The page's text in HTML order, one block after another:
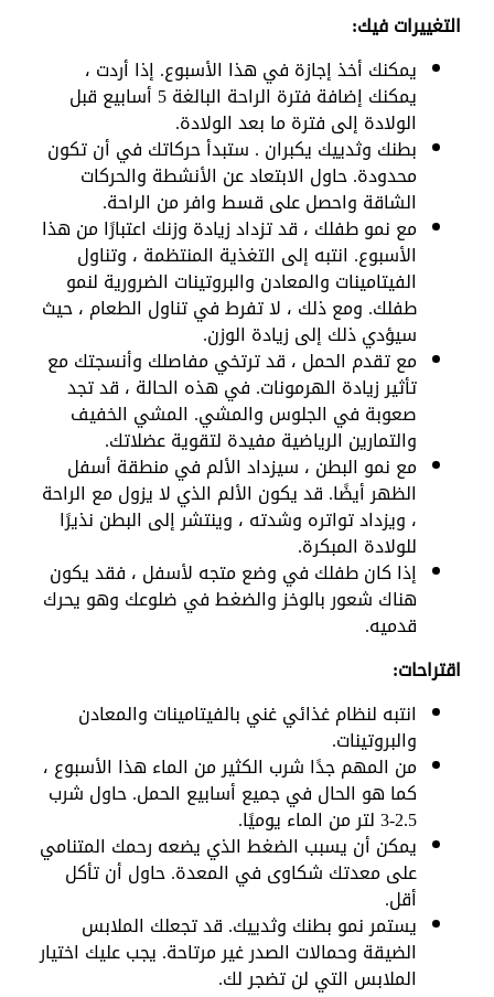
التغييرات فيك:
يمكنك أخذ إجازة في هذا الأسبوع. إذا أردت ،
يمكنك إضافة فترة الراحة البالغة 5 أسابيع قبل
الولادة إلى فترة ما بعد الولادة.
بطنك وثدييك يكبران . ستبدأ حركاتك في أن تكون
محدودة. حاول الابتعاد عن الأنشطة والحركات
الشاقة واحصل على قسط وافر من الراحة.
مع نمو طفلك ، قد تزداد زيادة وزنك اعتبارًا من هذا
الأسبوع. انتبه إلى التغذية المنتظمة ، وتناول
الفيتامينات والمعادن والبروتينات الضرورية لنمو
طفلك. ومع ذلك ، لا تفرط في تناول الطعام ، حيث
سيؤدي ذلك إلى زيادة الوزن.
مع تقدم الحمل ، قد ترتخي مفاصلك وأنسجتك مع
تأثير زيادة الهرمونات. في هذه الحالة ، قد تجد
صعوبة في الجلوس والمشي. المشي الخفيف
والتمارين الرياضية مفيدة لتقوية عضلاتك.
مع نمو البطن ، سيزداد الألم في منطقة أسفل
الظهر أيضًا. قد يكون الألم الذي لا يزول مع الراحة
، ويزداد تواتره وشدته ، وينتشر إلى البطن نذيرًا
للولادة المبكرة.
إذا كان طفلك في وضع متجه لأسفل ، فقد يكون
هناك شعور بالوخز والضغط في ضلوعك وهو يحرك
قدميه.
اقتراحات:
انتبه لنظام غذائي غني بالفيتامينات والمعادن
والبروتينات.
من المهم جدًا شرب الكثير من الماء هذا الأسبوع ،
كما هو الحال في جميع أسابيع الحمل. حاول شرب
2.5-3 لتر من الماء يوميًا.
يمكن أن يسبب الضغط الذي يضعه رحمك المتنامي
على معدتك شكاوى في المعدة. حاول أن تأكل
أقل.
يستمر نمو بطنك وثدييك. قد تجعلك الملابس
الضيقة وحمالات الصدر غير مرتاحة. يجب عليك اختيار
الملابس التي لن تضجر لك.